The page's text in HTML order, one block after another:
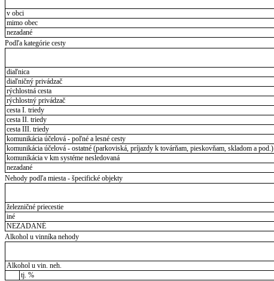
v obci
mimo obec
nezadané
Podľa kategórie cesty
diaľnica
diaľničný privádzač
rýchlostná cesta
rýchlostný privádzač
cesta I. triedy
cesta II. triedy
cesta III. triedy
komunikácia účelová - poľné a lesné cesty
komunikácia účelová - ostatné (parkoviská, príjazdy k továrňam, pieskovňam, skladom a pod.)
komunikácia v km systéme nesledovaná
nezadané
Nehody podľa miesta - špecifické objekty
železničné priecestie
iné
NEZADANÉ
Alkohol u vinníka nehody
Alkohol u vin. neh.
tj. %